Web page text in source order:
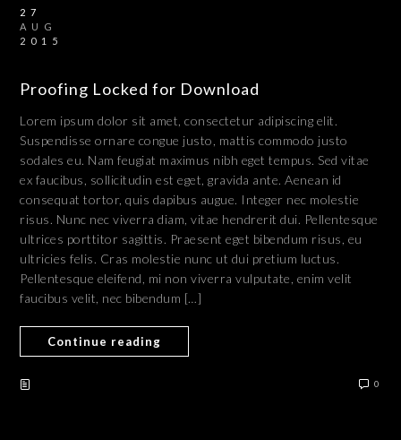
27
AUG
2015
Proofing Locked for Download
Lorem ipsum dolor sit amet, consectetur adipiscing elit.
Suspendisse ornare congue justo, mattis commodo justo
sodales eu. Nam feugiat maximus nibh eget tempus. Sed vitae
ex faucibus, sollicitudin est eget, gravida ante. Aenean id
consequat tortor, quis dapibus augue. Integer nec molestie
risus. Nunc nec viverra diam, vitae hendrerit dui. Pellentesque
ultrices porttitor sagittis. Praesent eget bibendum risus, eu
ultricies felis. Cras molestie nunc ut dui pretium luctus.
Pellentesque eleifend, mi non viverra vulputate, enim velit
faucibus velit, nec bibendum […]
Continue reading
0